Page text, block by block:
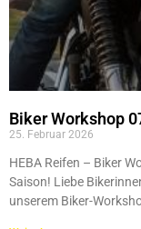
Biker Workshop
25. Februar 2026
HEBA Reifen – Biker
Saison! Liebe
unserem Biker-